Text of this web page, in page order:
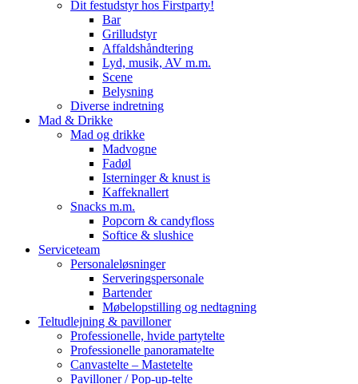
Dit festudstyr hos Firstparty!
Bar
Grilludstyr
Affaldshåndtering
Lyd, musik, AV m.m.
Scene
Belysning
Diverse indretning
Mad & Drikke
Mad og drikke
Madvogne
Fadøl
Isterninger & knust is
Kaffeknallert
Snacks m.m.
Popcorn & candyfloss
Softice & slushice
Serviceteam
Personaleløsninger
Serveringspersonale
Bartender
Møbelopstilling og nedtagning
Teltudlejning & pavilloner
Professionelle, hvide partytelte
Professionelle panoramatelte
Canvastelte – Mastetelte
Pavilloner / Pop-up-telte